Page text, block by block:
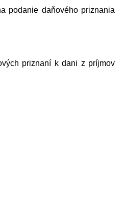
podanie daňového priznania
priznaní k dani z príjmov